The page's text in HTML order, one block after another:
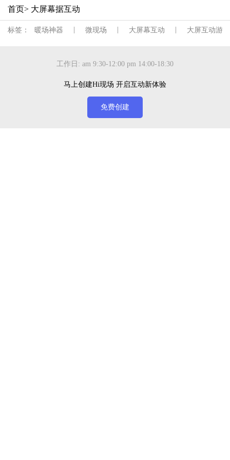
首页> 大屏幕据互动
标签： 暖场神器 微现场 大屏幕互动 大屏互动游戏
工作日: am 9:30-12:00 pm 14:00-18:30
马上创建Hi现场 开启互动新体验
免费创建